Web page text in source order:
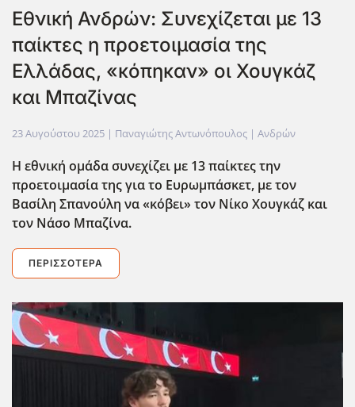
Εθνική Ανδρών: Συνεχίζεται με 13
παίκτες η προετοιμασία της
Ελλάδας, «κόπηκαν» οι Χουγκάζ
και Μπαζίνας
23 Αυγούστου 2025 | Παναγιώτης Αντωνόπουλος | Ανδρών
Η εθνική ομάδα συνεχίζει με 13 παίκτες την
προετοιμασία της για το Ευρωμπάσκετ, με τον
Βασίλη Σπανούλη να «κόβει» τον Νίκο Χουγκάζ και
τον Νάσο Μπαζίνα.
ΠΕΡΙΣΣΌΤΕΡΑ